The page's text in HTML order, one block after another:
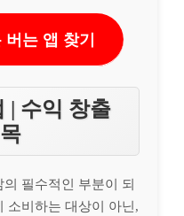
는 앱 찾기
| 수익 창출
필수적인 부분이 되
소비하는 대상이 아닌,